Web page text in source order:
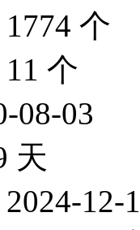
个
个
08-03
天
12-